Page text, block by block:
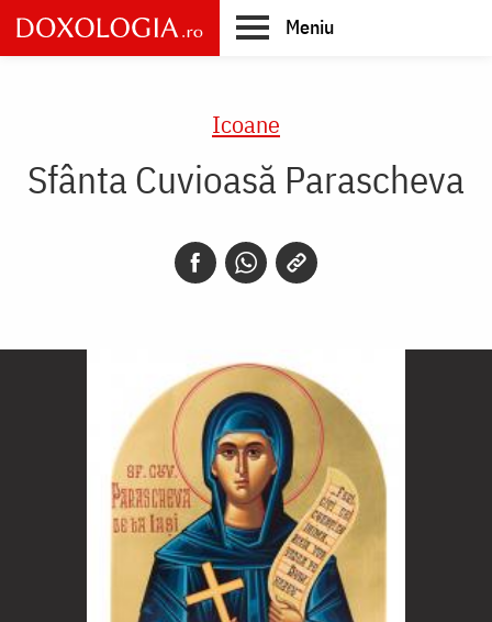
Skip
to
main
Meniu
Icoane
Sfânta Cuvioasă Parascheva